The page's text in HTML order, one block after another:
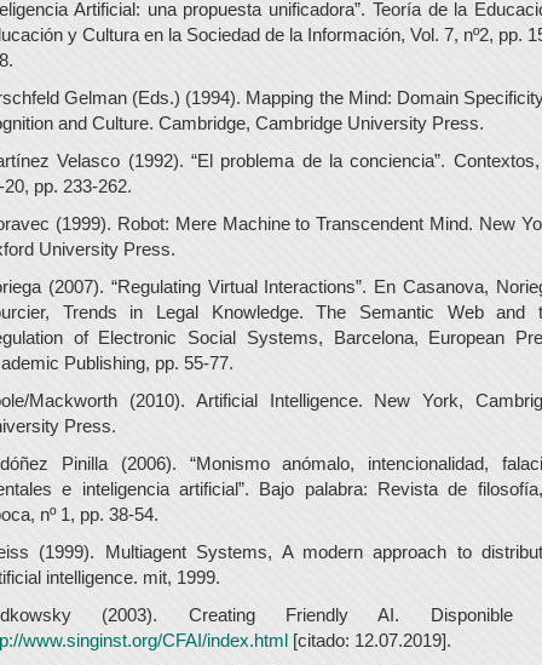
Artificial: una propuesta unificadora”. Teoría de la
y Cultura en la Sociedad de la Información, Vol. 7, nº2, pp.
Gelman (Eds.) (1994). Mapping the Mind: Domain
and Culture. Cambridge, Cambridge University Press.
Velasco (1992). “El problema de la conciencia”. Contextos,
20, pp. 233-262.
(1999). Robot: Mere Machine to Transcendent Mind. New
University Press.
(2007). “Regulating Virtual Interactions”. En Casanova,
Trends in Legal Knowledge. The Semantic Web and
of Electronic Social Systems, Barcelona, European
Publishing, pp. 55-77.
Mackworth (2010). Artificial Intelligence. New York,
Press.
Pinilla (2006). “Monismo anómalo, intencionalidad,
e inteligencia artificial”. Bajo palabra: Revista de
nº 1, pp. 38-54.
(1999). Multiagent Systems, A modern approach to
intelligence. mit, 1999.
(2003). Creating Friendly AI. Disponible
www.singinst.org/CFAI/index.html [citado: 12.07.2019].